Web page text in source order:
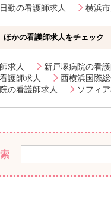
勤の看護師求人 横浜
ほかの看護師求人をチェック
求人 新戸塚病院の看
護師求人
西横浜国際
の看護師求人
ソフィ